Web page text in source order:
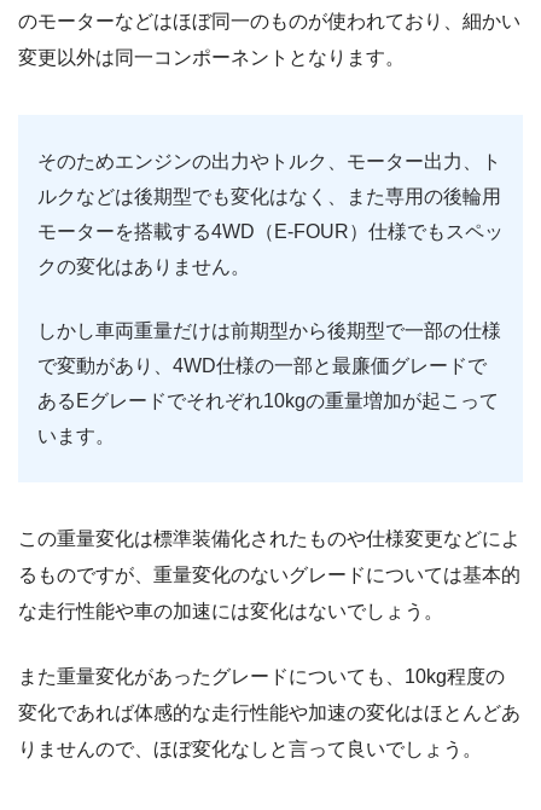
のモーターなどはほぼ同一のものが使われており、細かい
変更以外は同一コンポーネントとなります。
そのためエンジンの出力やトルク、モーター出力、ト
ルクなどは後期型でも変化はなく、また専用の後輪用
モーターを搭載する4WD（E-FOUR）仕様でもスペッ
クの変化はありません。
しかし車両重量だけは前期型から後期型で一部の仕様
で変動があり、4WD仕様の一部と最廉価グレードで
あるEグレードでそれぞれ10kgの重量増加が起こって
います。
この重量変化は標準装備化されたものや仕様変更などによ
るものですが、重量変化のないグレードについては基本的
な走行性能や車の加速には変化はないでしょう。
また重量変化があったグレードについても、10kg程度の
変化であれば体感的な走行性能や加速の変化はほとんどあ
りませんので、ほぼ変化なしと言って良いでしょう。